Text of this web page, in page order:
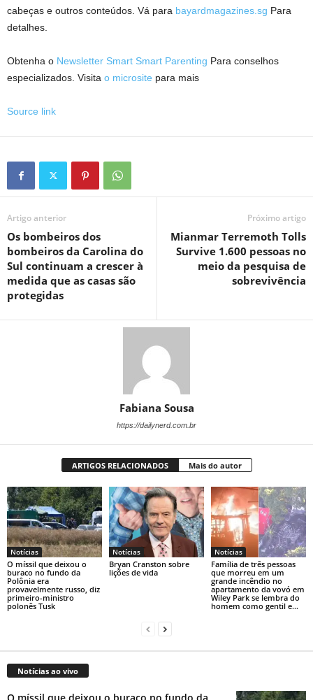
cabeças e outros conteúdos. Vá para bayardmagazines.sg Para
detalhes.
Obtenha o Newsletter Smart Smart Parenting Para conselhos
especializados. Visita o microsite para mais
Source link
Artigo anterior
Os bombeiros dos
bombeiros da Carolina do
Sul continuam a crescer à
medida que as casas são
protegidas
Próximo artigo
Mianmar Terremoth Tolls
Survive 1.600 pessoas no
meio da pesquisa de
sobrevivência
Fabiana Sousa
https://dailynerd.com.br
ARTIGOS RELACIONADOS Mais do autor
Notícias
O míssil que deixou o
buraco no fundo da
Polônia era
provavelmente russo, diz
primeiro-ministro
polonês Tusk
Notícias
Bryan Cranston sobre
lições de vida
Notícias
Família de três pessoas
que morreu em um
grande incêndio no
apartamento da vovó em
Wiley Park se lembra do
homem como gentil e...
Notícias ao vivo